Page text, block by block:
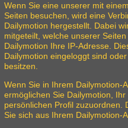
Wenn Sie eine unserer mit
Seiten besuchen, wird eine
Dailymotion hergestellt. Dabei
mitgeteilt, welche unserer
Dailymotion Ihre IP-Adresse.
Dailymotion eingeloggt sind
besitzen.
Wenn Sie in Ihrem Dailymotion-
ermöglichen Sie Dailymotion,
persönlichen Profil zuzuordnen.
Sie sich aus Ihrem Dailymotion-